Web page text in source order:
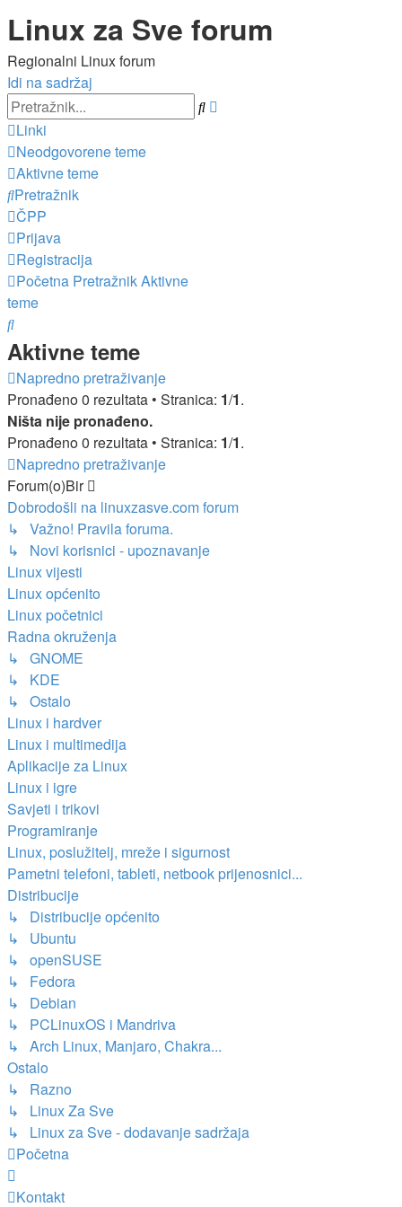
Linux za Sve forum
Regionalni Linux forum
Idi na sadržaj
Pretražnik
Linki
Neodgovorene teme
Aktivne teme
Pretražnik
ČPP
Prijava
Registracija
Početna PretražnikAktivne
teme
Pretražnik
Aktivne teme
Napredno pretraživanje
Pronađeno 0 rezultata • Stranica: 1/1.
Ništa nije pronađeno.
Pronađeno 0 rezultata • Stranica: 1/1.
Napredno pretraživanje
Forum(o)Bir
Dobrodošli na linuxzasve.com forum
↳ Važno! Pravila foruma.
↳ Novi korisnici - upoznavanje
Linux vijesti
Linux općenito
Linux početnici
Radna okruženja
↳ GNOME
↳ KDE
↳ Ostalo
Linux i hardver
Linux i multimedija
Aplikacije za Linux
Linux i igre
Savjeti i trikovi
Programiranje
Linux, poslužitelj, mreže i sigurnost
Pametni telefoni, tableti, netbook prijenosnici...
Distribucije
↳ Distribucije općenito
↳ Ubuntu
↳ openSUSE
↳ Fedora
↳ Debian
↳ PCLinuxOS i Mandriva
↳ Arch Linux, Manjaro, Chakra...
Ostalo
↳ Razno
↳ Linux Za Sve
↳ Linux za Sve - dodavanje sadržaja
Početna
Kontakt